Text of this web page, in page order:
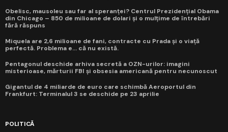
Obelisc, mausoleu sau far al speranței? Centrul Prezidențial Obama
din Chicago – 850 de milioane de dolari și o mulțime de întrebări
fără răspuns
Miquela are 2,6 milioane de fani, contracte cu Prada și o viață
perfectă. Problema e... că nu există.
Pentagonul deschide arhiva secretă a OZN-urilor: imagini
misterioase, mărturii FBI și obsesia americană pentru necunoscut
Gigantul de 4 miliarde de euro care schimbă Aeroportul din
Frankfurt: Terminalul 3 se deschide pe 23 aprilie
POLITICĂ